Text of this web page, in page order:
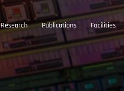
Research Publications Facilities